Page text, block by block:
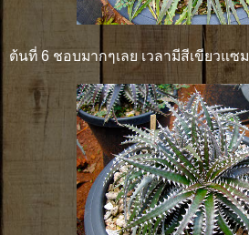
ต้นที่ 6 ชอบมากๆเลย เวลามีสีเขียวแซม